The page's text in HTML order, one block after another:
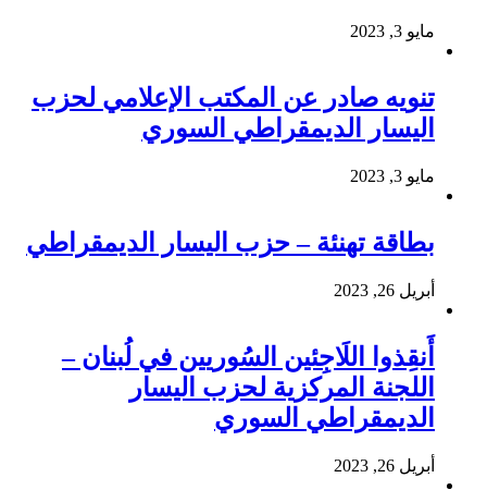
مايو 3, 2023
تنويه صادر عن المكتب الإعلامي لحزب
اليسار الديمقراطي السوري
مايو 3, 2023
بطاقة تهنئة – حزب اليسار الديمقراطي
أبريل 26, 2023
أَنقِذوا اللَاجِئين السُوريين في لُبنان –
اللجنة المركزية لحزب اليسار
الديمقراطي السوري
أبريل 26, 2023